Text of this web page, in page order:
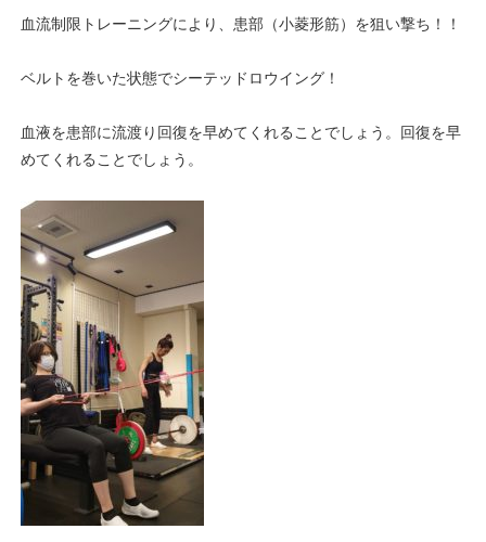
血流制限トレーニングにより、患部（小菱形筋）を狙い撃ち！！
ベルトを巻いた状態でシーテッドロウイング！
血液を患部に流渡り回復を早めてくれることでしょう。回復を早
めてくれることでしょう。